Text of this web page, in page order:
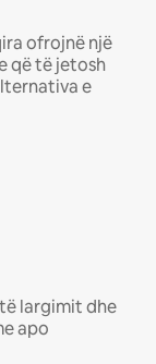
ofrojnë një
që të jetosh
e
largimit dhe
apo